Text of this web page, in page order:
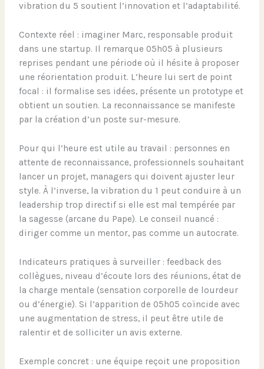
vibration du 5 soutient l’innovation et l’adaptabilité.
Contexte réel : imaginer Marc, responsable produit
dans une startup. Il remarque 05h05 à plusieurs
reprises pendant une période où il hésite à proposer
une réorientation produit. L’heure lui sert de point
focal : il formalise ses idées, présente un prototype et
obtient un soutien. La reconnaissance se manifeste
par la création d’un poste sur-mesure.
Pour qui l’heure est utile au travail : personnes en
attente de reconnaissance, professionnels souhaitant
lancer un projet, managers qui doivent ajuster leur
style. À l’inverse, la vibration du 1 peut conduire à un
leadership trop directif si elle est mal tempérée par
la sagesse (arcane du Pape). Le conseil nuancé :
diriger comme un mentor, pas comme un autocrate.
Indicateurs pratiques à surveiller : feedback des
collègues, niveau d’écoute lors des réunions, état de
la charge mentale (sensation corporelle de lourdeur
ou d’énergie). Si l’apparition de 05h05 coïncide avec
une augmentation de stress, il peut être utile de
ralentir et de solliciter un avis externe.
Exemple concret : une équipe reçoit une proposition